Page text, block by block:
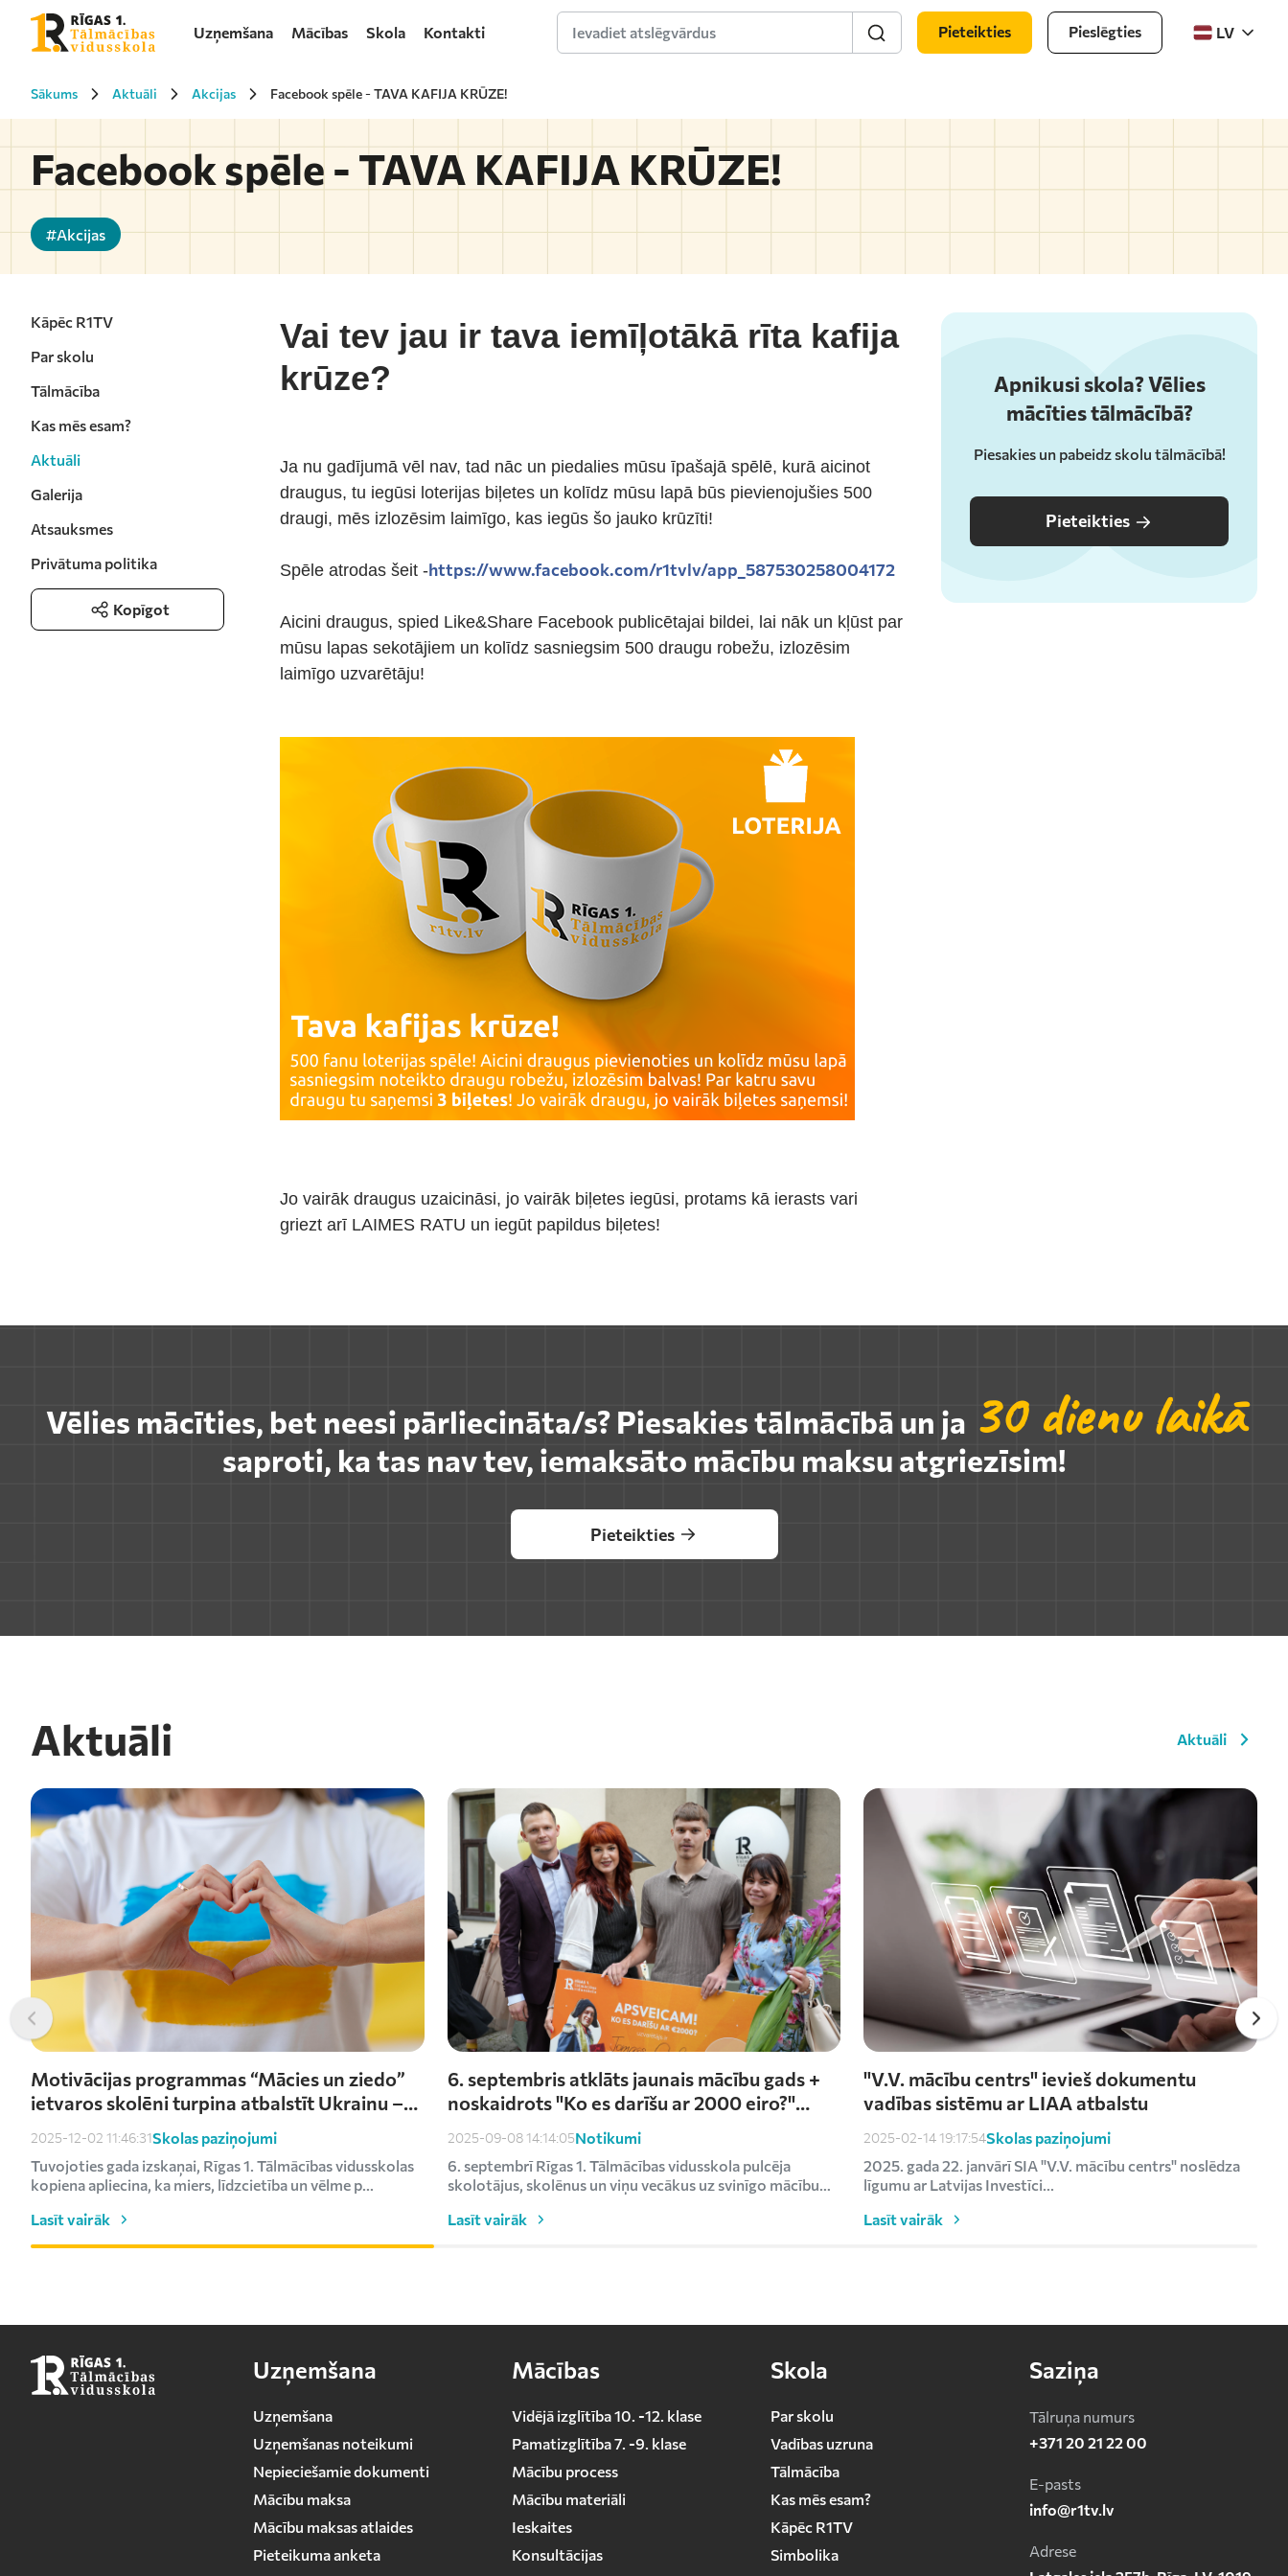
Uzņemšana Mācības Skola Kontakti Ievadiet atslēgvārdus Pieteikties Pieslēgties LV
Sākums Aktuāli Akcijas Facebook spēle - TAVA KAFIJA KRŪZE!
Facebook spēle - TAVA KAFIJA KRŪZE!
#Akcijas
Kāpēc R1TV
Par skolu
Tālmācība
Kas mēs esam?
Aktuāli
Galerija
Atsauksmes
Privātuma politika
Kopīgot
Vai tev jau ir tava iemīļotākā rīta kafija
krūze?
Ja nu gadījumā vēl nav, tad nāc un piedalies mūsu īpašajā spēlē, kurā aicinot
draugus, tu iegūsi loterijas biļetes un kolīdz mūsu lapā būs pievienojušies 500
draugi, mēs izlozēsim laimīgo, kas iegūs šo jauko krūzīti!
Spēle atrodas šeit -https://www.facebook.com/r1tvlv/app_587530258004172
Aicini draugus, spied Like&Share Facebook publicētajai bildei, lai nāk un kļūst par
mūsu lapas sekotājiem un kolīdz sasniegsim 500 draugu robežu, izlozēsim
laimīgo uzvarētāju!
Jo vairāk draugus uzaicināsi, jo vairāk biļetes iegūsi, protams kā ierasts vari
griezt arī LAIMES RATU un iegūt papildus biļetes!
Apnikusi skola? Vēlies
mācīties tālmācībā?
Piesakies un pabeidz skolu tālmācībā!
Pieteikties
Vēlies mācīties, bet neesi pārliecināta/s? Piesakies tālmācībā un ja 30 dienu laikā
saproti, ka tas nav tev, iemaksāto mācību maksu atgriezīsim!
Pieteikties
Aktuāli Aktuāli
Motivācijas programmas “Mācies un ziedo”
ietvaros skolēni turpina atbalstīt Ukrainu –
saziedoti kārtējie €1000
2025-12-02 11:46:31Skolas paziņojumi
Tuvojoties gada izskaņai, Rīgas 1. Tālmācības vidusskolas
kopiena apliecina, ka miers, līdzcietība un vēlme p...
Lasīt vairāk
6. septembris atklāts jaunais mācību gads +
noskaidrots "Ko es darīšu ar 2000 eiro?"
2025-09-08 14:14:05Notikumi
6. septembrī Rīgas 1. Tālmācības vidusskola pulcēja
skolotājus, skolēnus un viņu vecākus uz svinīgo mācību
Lasīt vairāk
"V.V. mācību centrs" ievieš dokumentu
vadības sistēmu ar LIAA atbalstu
2025-02-14 19:17:54Skolas paziņojumi
2025. gada 22. janvārī SIA "V.V. mācību centrs" noslēdza
līgumu ar Latvijas Investīci...
Lasīt vairāk
Uzņemšana
Uzņemšana
Uzņemšanas noteikumi
Nepieciešamie dokumenti
Mācību maksa
Mācību maksas atlaides
Pieteikuma anketa
Mācības
Vidējā izglītība 10. -12. klase
Pamatizglītība 7. -9. klase
Mācību process
Mācību materiāli
Ieskaites
Konsultācijas
Skola
Par skolu
Vadības uzruna
Tālmācība
Kas mēs esam?
Kāpēc R1TV
Simbolika
Saziņa
Tālruņa numurs
+371 20 21 22 00
E-pasts
info@r1tv.lv
Adrese